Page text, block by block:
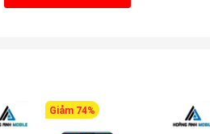
Giảm 74%